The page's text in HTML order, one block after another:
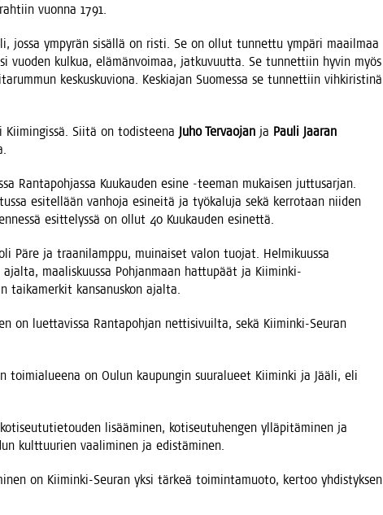
vuon­na 1791.
jos­sa ympy­rän sisäl­lä on ris­ti. Se on ollut tun­net­tu ympä­ri maa­il­maa
vuo­den kul­kua, elä­män­voi­maa, jat­ku­vuut­ta. Se tun­net­tiin hyvin myös
kes­kus­ku­vio­na. Kes­kia­jan Suo­mes­sa se tun­net­tiin vih­ki­ris­ti­nä
Sii­tä on todis­tee­na Juho Ter­vao­jan ja Pau­li Jaa­ran
Ran­ta­poh­jas­sa Kuu­kau­den esi­ne ‑tee­man mukai­sen jut­tusar­jan.
esi­tel­lään van­ho­ja esi­nei­tä ja työ­ka­lu­ja sekä ker­ro­taan nii­den
esit­te­lys­sä on ollut 40 Kuu­kau­den esinettä.
Päre ja traa­ni­lamp­pu, mui­nai­set valon tuo­jat. Hel­mi­kuus­sa
maa­lis­kuus­sa Poh­jan­maan hat­tu­päät ja Kii­min­ki-
tai­ka­mer­kit kan­sa­nus­kon ajalta.
on luet­ta­vis­sa Ran­ta­poh­jan net­ti­si­vuil­ta, sekä Kii­min­ki-Seu­ran
toi­mia­lu­ee­na on Oulun kau­pun­gin suur­alu­eet Kii­min­ki ja Jää­li, eli
lisää­mi­nen, koti­seu­tu­hen­gen yllä­pi­tä­mi­nen ja
kult­tuu­rien vaa­li­mi­nen ja edistäminen.
on Kii­min­ki-Seu­ran yksi tär­keä toi­min­ta­muo­to, ker­too yhdis­tyk­sen